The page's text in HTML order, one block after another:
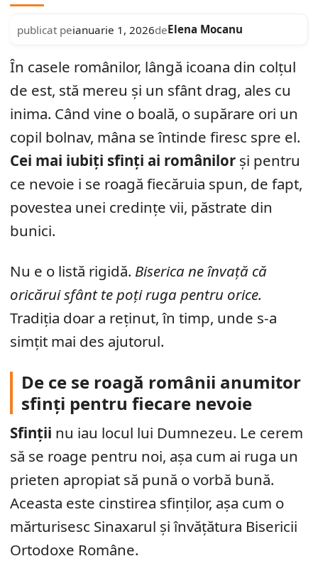
publicat peianuarie 1, 2026deElena Mocanu
În casele românilor, lângă icoana din colțul
de est, stă mereu și un sfânt drag, ales cu
inima. Când vine o boală, o supărare ori un
copil bolnav, mâna se întinde firesc spre el.
Cei mai iubiți sfinți ai românilor și pentru
ce nevoie i se roagă fiecăruia spun, de fapt,
povestea unei credințe vii, păstrate din
bunici.
Nu e o listă rigidă. Biserica ne învață că
oricărui sfânt te poți ruga pentru orice.
Tradiția doar a reținut, în timp, unde s-a
simțit mai des ajutorul.
De ce se roagă românii anumitor
sfinți pentru fiecare nevoie
Sfinții nu iau locul lui Dumnezeu. Le cerem
să se roage pentru noi, așa cum ai ruga un
prieten apropiat să pună o vorbă bună.
Aceasta este cinstirea sfinților, așa cum o
mărturisesc Sinaxarul și învățătura Bisericii
Ortodoxe Române.